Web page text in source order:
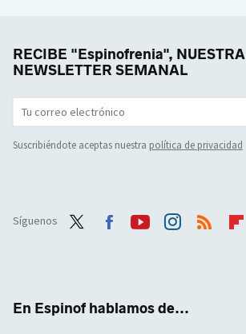
RECIBE "Espinofrenia", NUESTRA
NEWSLETTER SEMANAL
Suscribiéndote aceptas nuestra política de privacidad
Síguenos
En Espinof hablamos de...